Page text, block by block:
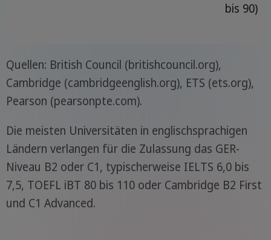
bis 90)
Quellen: British Council (britishcouncil.org),
Cambridge (cambridgeenglish.org), ETS (ets.org),
Pearson (pearsonpte.com).
Die meisten Universitäten in englischsprachigen
Ländern verlangen für die Zulassung das GER-
Niveau B2 oder C1, typischerweise IELTS 6,0 bis
7,5, TOEFL iBT 80 bis 110 oder Cambridge B2 First
und C1 Advanced.